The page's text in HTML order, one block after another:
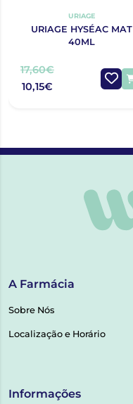
URIAGE
URIAGE HYSÉAC MAT
40ML
17,60€
10,15€
A Farmácia
Sobre Nós
Localização e Horário
Informações